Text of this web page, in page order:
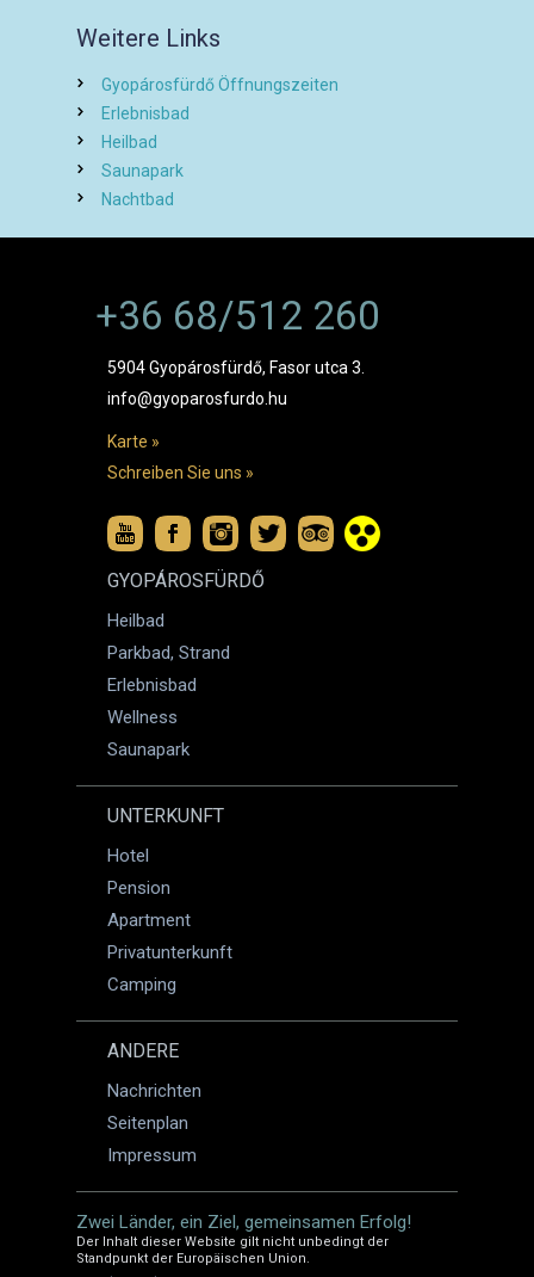
Weitere Links
Gyopárosfürdő Öffnungszeiten
Erlebnisbad
Heilbad
Saunapark
Nachtbad
+36 68/512 260
5904 Gyopárosfürdő, Fasor utca 3.
info@gyoparosfurdo.hu
Karte »
Schreiben Sie uns »
GYOPÁROSFÜRDŐ
Heilbad
Parkbad, Strand
Erlebnisbad
Wellness
Saunapark
UNTERKUNFT
Hotel
Pension
Apartment
Privatunterkunft
Camping
ANDERE
Nachrichten
Seitenplan
Impressum
Zwei Länder, ein Ziel, gemeinsamen Erfolg!
Der Inhalt dieser Website gilt nicht unbedingt der
Standpunkt der Europäischen Union.